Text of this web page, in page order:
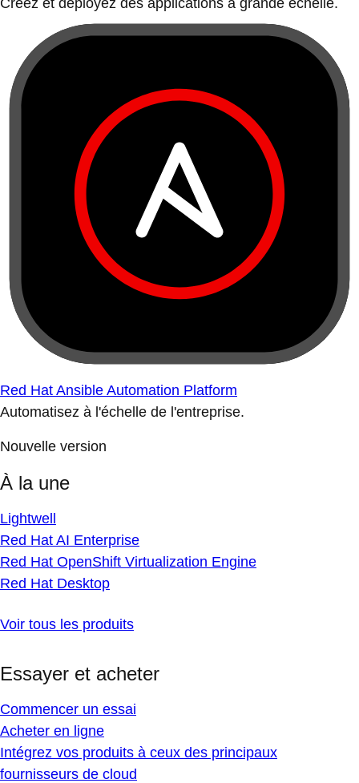
Créez et déployez des applications à grande échelle.
Red Hat Ansible Automation Platform
Automatisez à l'échelle de l'entreprise.
Nouvelle version
À la une
Lightwell
Red Hat AI Enterprise
Red Hat OpenShift Virtualization Engine
Red Hat Desktop
Voir tous les produits
Essayer et acheter
Commencer un essai
Acheter en ligne
Intégrez vos produits à ceux des principaux
fournisseurs de cloud